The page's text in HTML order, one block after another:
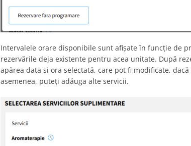
Intervalele orare disponibile sunt afișate în funcție de
rezervările deja existente pentru acea unitate. După
apărea data și ora selectată, care pot fi modificate,
asemenea, puteți adăuga alte servicii.